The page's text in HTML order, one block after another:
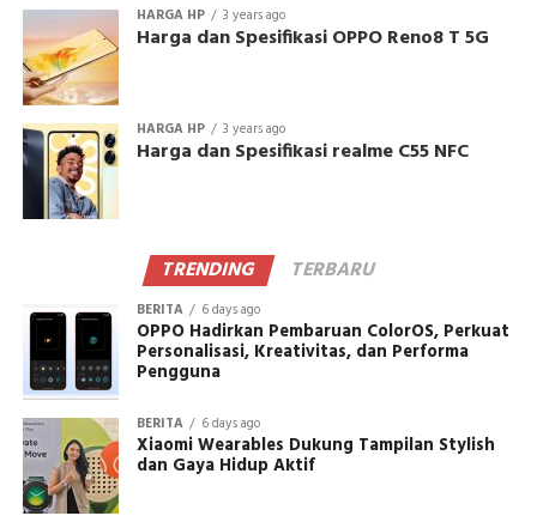
HARGA HP 3 years ago
Harga dan Spesifikasi OPPO Reno8 T 5G
HARGA HP 3 years ago
Harga dan Spesifikasi realme C55 NFC
TRENDING TERBARU
BERITA 6 days ago
OPPO Hadirkan Pembaruan ColorOS, Perkuat
Personalisasi, Kreativitas, dan Performa
Pengguna
BERITA 6 days ago
Xiaomi Wearables Dukung Tampilan Stylish
dan Gaya Hidup Aktif